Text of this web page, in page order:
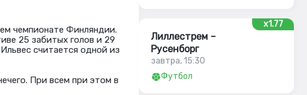
чемпионате Финляндии.
25 забитых голов и 29
считается одной из
При всем при этом в
x1.77
Лиллестрем –
Русенборг
завтра, 15:30
Футбол